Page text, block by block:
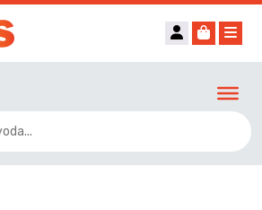
Account
Cart